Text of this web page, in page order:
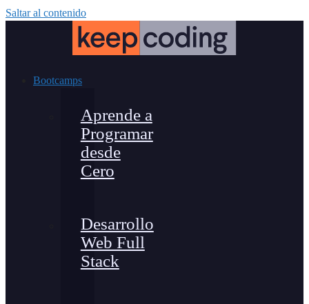
Saltar al contenido
Bootcamps
Aprende a
Programar
desde
Cero
Desarrollo
Web Full
Stack